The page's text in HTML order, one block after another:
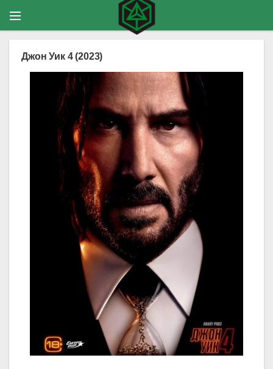
Джон Уик 4 (2023)